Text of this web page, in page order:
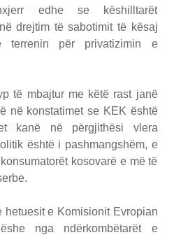
edhe se këshilltarët
drejtim të sabotimit të kësaj
terrenin për privatizimin e
të mbajtur me këtë rast janë
në konstatimet se KEK është
kanë në përgjithësi vlera
është i pashmangshëm, e
kosovarë e më të
hetuesit e Komisionit Evropian
nga ndërkombëtarët e